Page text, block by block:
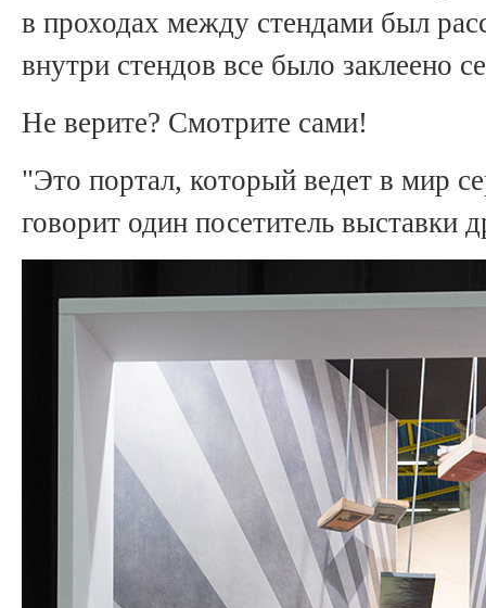
в проходах между стендами был
внутри стендов все было заклеено
Не верите? Смотрите сами!
"Это портал, который ведет в мир
говорит один посетитель выставки